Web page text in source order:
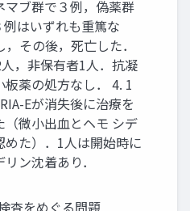
マブ群で３例，偽薬群
はいずれも重篤な
，その後，死亡した．
，非保有者1人．抗凝
板薬の処方なし． 4. 1
Eが消失後に治療を
（微小出血とヘモ シデ
めた）．1人は開始時に
ン沈着あり．
査をめぐる問題